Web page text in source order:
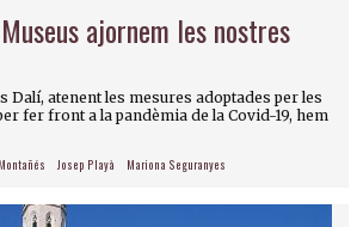
ajornem les nostres
Dalí, atenent les mesures adoptades per les
fer front a la pandèmia de la Covid-19, hem
Josep Playà Mariona Seguranyes